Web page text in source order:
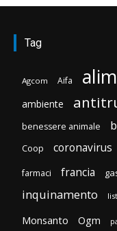
Tag
Agcom Aifa
ambiente
benessere animale
Coop coronavirus
farmaci francia
inquinamento
Monsanto Ogm